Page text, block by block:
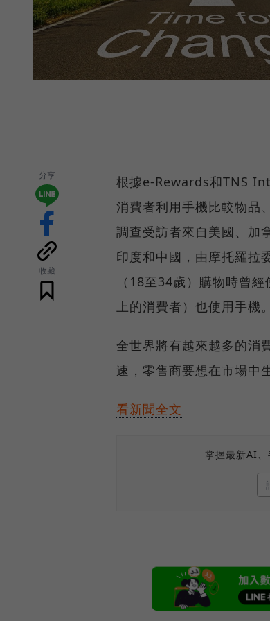
分享
收藏
根據e-Rewards和TNS
消費者利用手機比較物品
調查受訪者來自美國、加
印度和中國，由摩托羅
（18至34歲）購物時曾
上的消費者）也使用手機。
全世界將有越來越多的消
速，零售商要想在市場中
看新聞全文
掌握最新AI